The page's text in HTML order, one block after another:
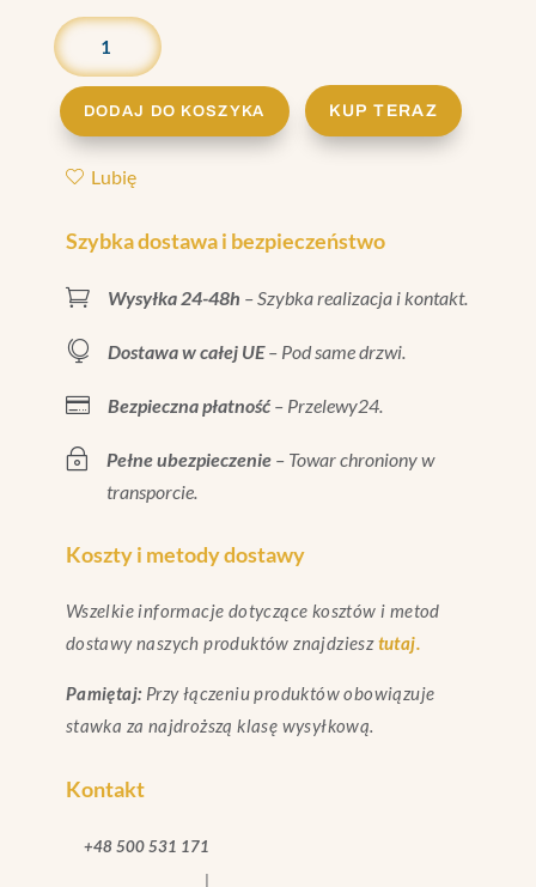
ZAWÓR
GRZEJNIKOWY
15
MM
DODAJ DO KOSZYKA KUP TERAZ
Lubię
Szybka dostawa i bezpieczeństwo
 Wysyłka 24-48h – Szybka realizacja i kontakt.
 Dostawa w całej UE– Pod same drzwi.
 Bezpieczna płatność– Przelewy24.
~ Pełne ubezpieczenie– Towar chroniony w
transporcie.
Koszty i metody dostawy
Wszelkie informacje dotyczące kosztów i metod
dostawy naszych produktów znajdziesztutaj.
Pamiętaj: Przy łączeniu produktów obowiązuje
stawka za najdroższą klasę wysyłkową.
Kontakt
+48 500 531 171